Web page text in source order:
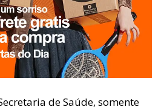
de Saúde, somente